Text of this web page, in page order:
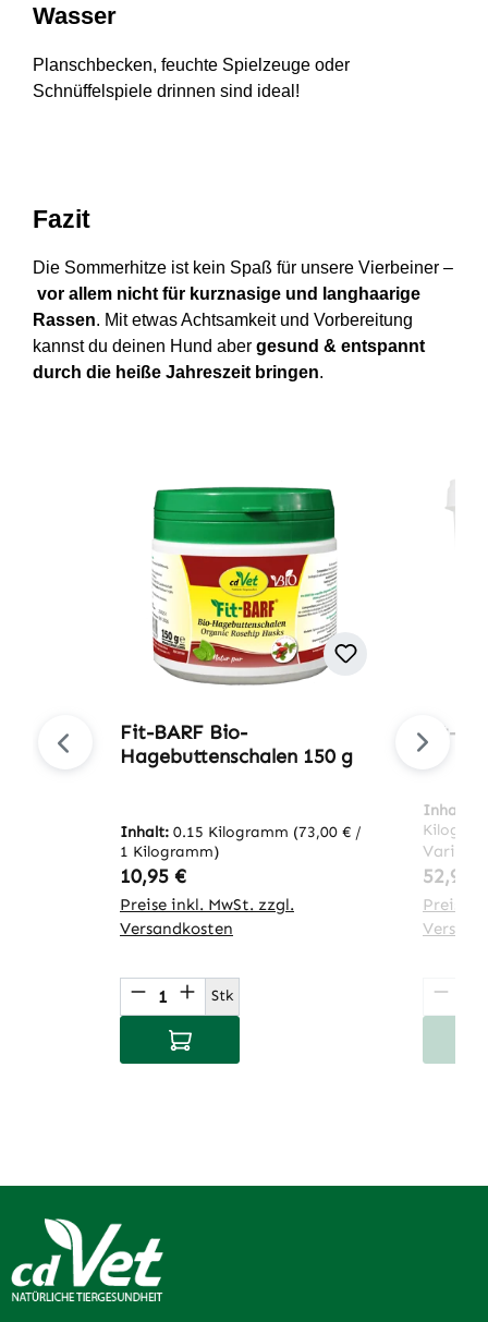
Wasser
Planschbecken, feuchte Spielzeuge oder
Schnüffelspiele drinnen sind ideal!
Fazit
Die Sommerhitze ist kein Spaß für unsere Vierbeiner –
vor allem nicht für kurznasige und langhaarige
Rassen. Mit etwas Achtsamkeit und Vorbereitung
kannst du deinen Hund aber gesund & entspannt
durch die heiße Jahreszeit bringen.
Fit-BARF Bio-
Hagebuttenschalen 150 g
Inhalt: 0.15 Kilogramm (73,00 € /
1 Kilogramm)
Regulärer Preis:
10,95 €
Preise inkl. MwSt. zzgl.
Versandkosten
Produkt Anzahl: Gib den
Stk
In den Warenkorb
Fit-
Inhalt:
52,95 €
Preise